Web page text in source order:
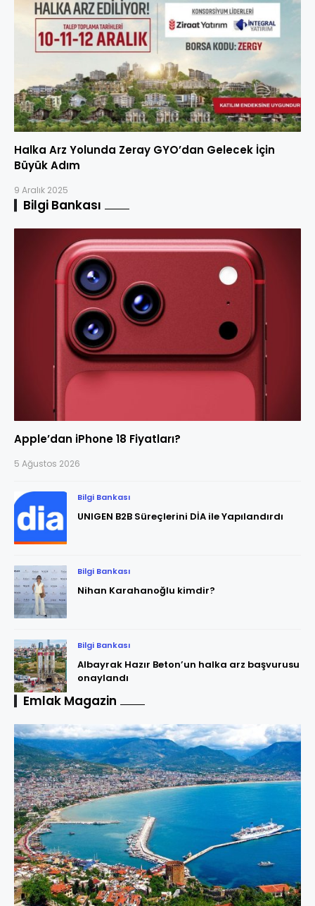
Halka Arz Yolunda Zeray GYO’dan Gelecek İçin
Büyük Adım
9 Aralık 2025
Bilgi Bankası
Apple’dan iPhone 18 Fiyatları?
5 Ağustos 2026
Bilgi Bankası
UNIGEN B2B Süreçlerini DİA ile Yapılandırdı
Bilgi Bankası
Nihan Karahanoğlu kimdir?
Bilgi Bankası
Albayrak Hazır Beton’un halka arz başvurusu
onaylandı
Emlak Magazin